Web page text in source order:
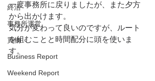
終活
事務所運営
買物
Business Report
Weekend Report
一度事務所に戻りましたが、また夕方
から出かけます。
気分が変わって良いのですが、ルート
を組むことと時間配分に頭を使いま
す。